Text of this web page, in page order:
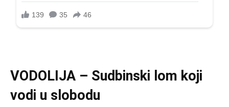
VODOLIJA – Sudbinski lom koji
vodi u slobodu